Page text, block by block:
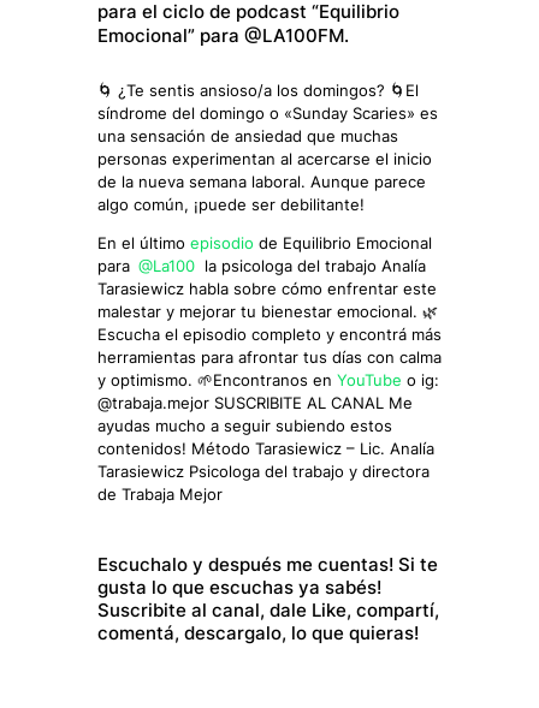
para el ciclo de podcast “Equilibrio
Emocional” para @LA100FM.
🌀 ¿Te sentis ansioso/a los domingos? 🌀El
síndrome del domingo o «Sunday Scaries» es
una sensación de ansiedad que muchas
personas experimentan al acercarse el inicio
de la nueva semana laboral. Aunque parece
algo común, ¡puede ser debilitante!
En el último episodio de Equilibrio Emocional
para ⁠ @La100 ⁠ la psicologa del trabajo Analía
Tarasiewicz habla sobre cómo enfrentar este
malestar y mejorar tu bienestar emocional. 🌿
Escucha el episodio completo y encontrá más
herramientas para afrontar tus días con calma
y optimismo. 🌱Encontranos en YouTube o ig:
@trabaja.mejor SUSCRIBITE AL CANAL Me
ayudas mucho a seguir subiendo estos
contenidos! Método Tarasiewicz – Lic. Analía
Tarasiewicz Psicologa del trabajo y directora
de Trabaja Mejor
Escuchalo y después me cuentas! Si te
gusta lo que escuchas ya sabés!
Suscribite al canal, dale Like, compartí,
comentá, descargalo, lo que quieras!